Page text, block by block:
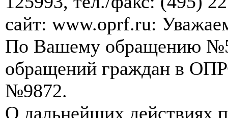
сайт: www.oprf.ru:
По Вашему обращению
обращений граждан в
№9872.
О дальнейших действиях